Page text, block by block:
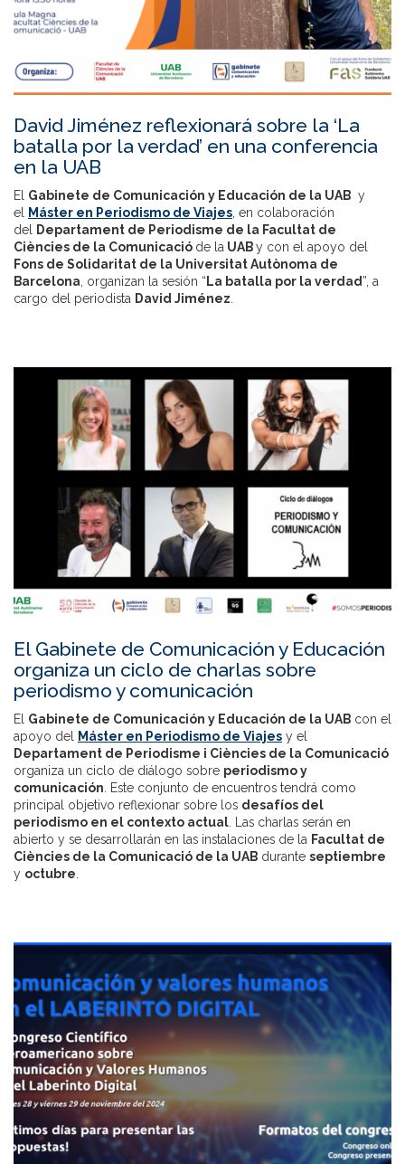
David Jiménez reflexionará sobre la ‘La
batalla por la verdad’ en una conferencia
en la UAB
El Gabinete de Comunicación y Educación de la UAB y
el
Máster en Periodismo de Viajes , en colaboración
del
Departament de Periodisme de la Facultat de
Ciències de la Comunicació de la UABy con el apoyo del
Fons de Solidaritat de la Universitat Autònoma de
Barcelona , organizan la sesión “ La batalla por la verdad ”, a
cargo del periodista David Jiménez
El Gabinete de Comunicación y Educación
organiza un ciclo de charlas sobre
periodismo y comunicación
El Gabinete de Comunicación y Educación de la UAB con el
apoyo del Máster en Periodismo de Viajes y el
Departament de Periodisme i Ciències de la Comunicació
organiza un ciclo de diálogo sobre periodismo y
comunicación. Este conjunto de encuentros tendrá como
principal objetivo reflexionar sobre los desafíos del
periodismo en el contexto actual. Las charlas serán en
abierto y se desarrollarán en las instalaciones de la Facultat de
Ciències de la Comunicació de la UAB durante septiembre
y octubre.